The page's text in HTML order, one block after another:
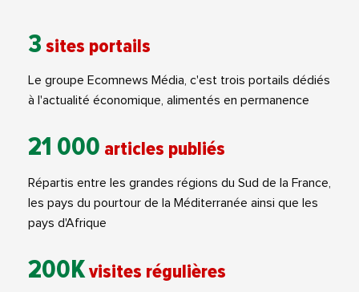
3 sites portails
Le groupe Ecomnews Média, c'est trois portails dédiés
à l'actualité économique, alimentés en permanence
21 000 articles publiés
Répartis entre les grandes régions du Sud de la France,
les pays du pourtour de la Méditerranée ainsi que les
pays d'Afrique
200Kvisites régulières